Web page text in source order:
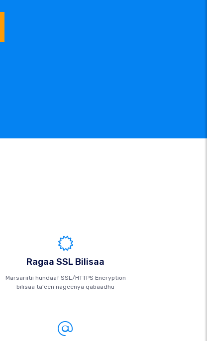
Ragaa SSL Bilisaa
Marsariitii hundaaf SSL/HTTPS Encryption
bilisaa ta'een nageenya qabaadhu